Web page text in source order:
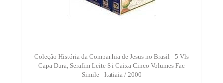
Coleção História da Companhia de Jesus no Brasil - 5 Vls
Capa Dura, Serafim Leite S i Caixa Cinco Volumes Fac
Simile - Itatiaia / 2000